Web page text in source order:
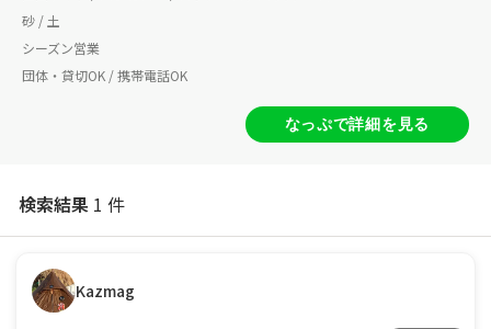
砂 / 土
シーズン営業
団体・貸切OK / 携帯電話OK
なっぷで詳細を見る
検索結果 1 件
Kazmag